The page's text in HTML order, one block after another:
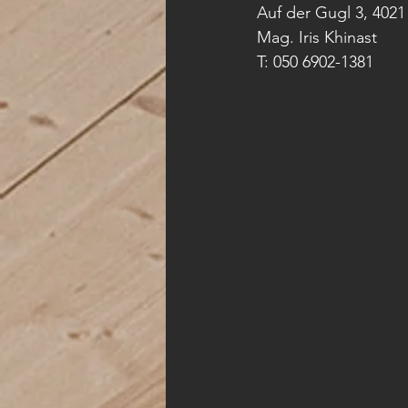
Auf der Gugl 3,
Mag. Iris Khinast
T: 050 6902-1381